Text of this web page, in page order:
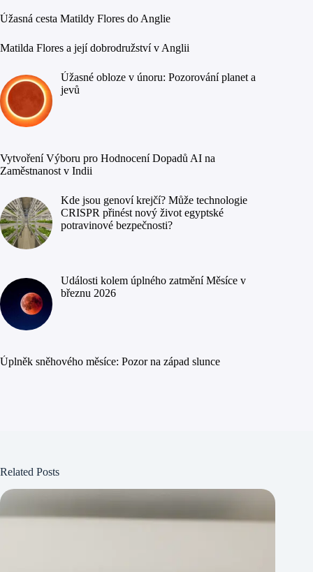
Úžasná cesta Matildy Flores do Anglie
Matilda Flores a její dobrodružství v Anglii
Úžasné obloze v únoru: Pozorování planet a
jevů
Vytvoření Výboru pro Hodnocení Dopadů AI na
Zaměstnanost v Indii
Kde jsou genoví krejčí? Může technologie
CRISPR přinést nový život egyptské
potravinové bezpečnosti?
Události kolem úplného zatmění Měsíce v
březnu 2026
Úplněk sněhového měsíce: Pozor na západ slunce
Related Posts